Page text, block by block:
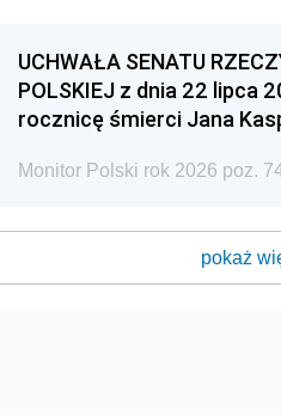
UCHWAŁA SENATU
POLSKIEJ z dnia 22 lipca
rocznicę śmierci Jana
Monitor Polski rok 2026 poz.
pokaż